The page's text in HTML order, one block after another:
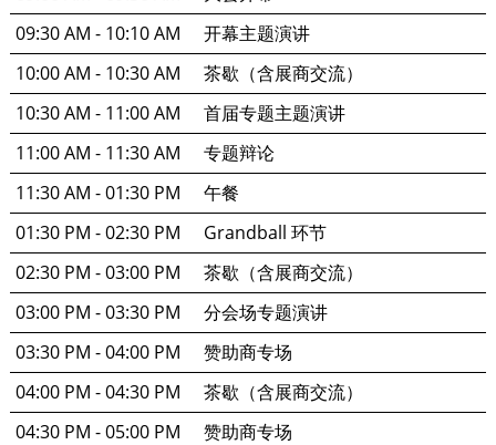
09:30 AM - 10:10 AM
开幕主题演讲
10:00 AM - 10:30 AM
茶歇（含展商交流）
10:30 AM - 11:00 AM
首届专题主题演讲
11:00 AM - 11:30 AM
专题辩论
11:30 AM - 01:30 PM
午餐
01:30 PM - 02:30 PM
Grandball 环节
02:30 PM - 03:00 PM
茶歇（含展商交流）
03:00 PM - 03:30 PM
分会场专题演讲
03:30 PM - 04:00 PM
赞助商专场
04:00 PM - 04:30 PM
茶歇（含展商交流）
04:30 PM - 05:00 PM
赞助商专场